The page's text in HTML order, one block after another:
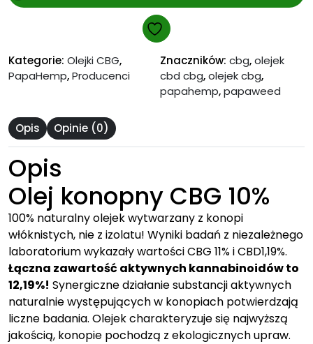
full
spectrum
Kategorie: Olejki CBG,
PapaHemp,Producenci
Znaczników: cbg,olejek
cbd cbg,olejek cbg,
papahemp,papaweed
Opis Opinie (0)
Opis
Olej konopny CBG 10%
100% naturalny olejek wytwarzany z konopi
włóknistych, nie z izolatu! Wyniki badań z niezależnego
laboratorium wykazały wartości CBG 11% i CBD1,19%.
Łączna zawartość aktywnych kannabinoidów to
12,19%! Synergiczne działanie substancji aktywnych
naturalnie występujących w konopiach potwierdzają
liczne badania. Olejek charakteryzuje się najwyższą
jakością, konopie pochodzą z ekologicznych upraw.